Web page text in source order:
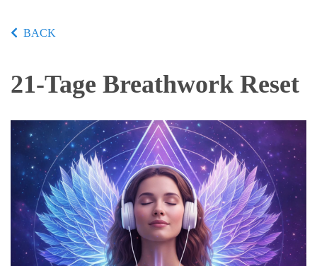
BACK
21-Tage Breathwork Reset